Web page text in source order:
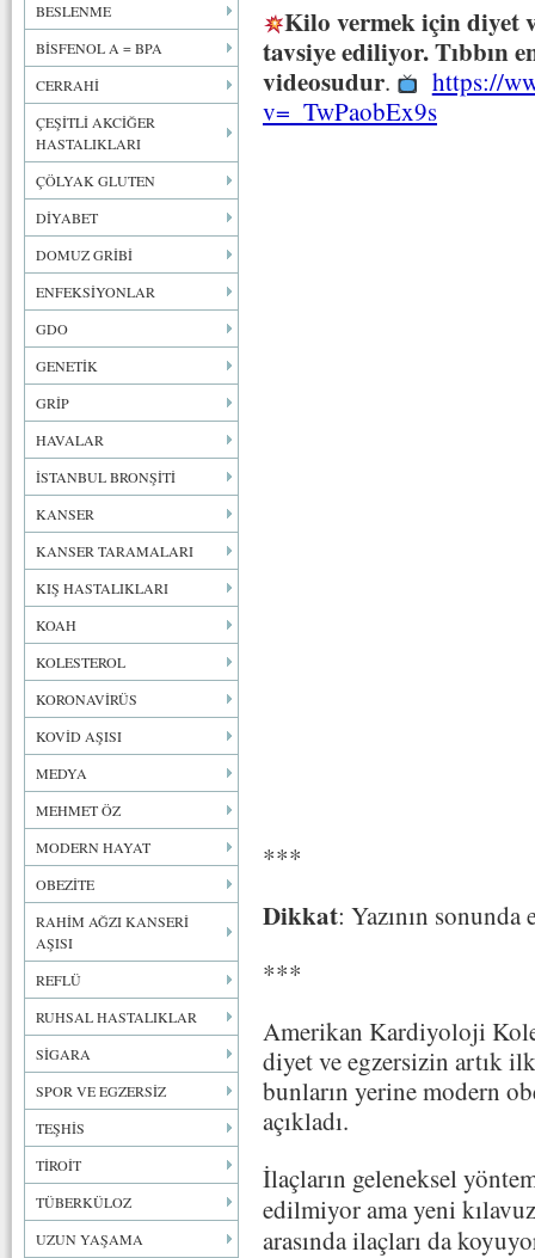
BESLENME
BİSFENOL A = BPA
CERRAHİ
ÇEŞİTLİ AKCİĞER
HASTALIKLARI
ÇÖLYAK GLUTEN
DİYABET
DOMUZ GRİBİ
ENFEKSİYONLAR
GDO
GENETİK
GRİP
HAVALAR
İSTANBUL BRONŞİTİ
KANSER
KANSER TARAMALARI
KIŞ HASTALIKLARI
KOAH
KOLESTEROL
KORONAVİRÜS
KOVİD AŞISI
MEDYA
MEHMET ÖZ
MODERN HAYAT
OBEZİTE
RAHİM AĞZI KANSERİ
AŞISI
REFLÜ
RUHSAL HASTALIKLAR
SİGARA
SPOR VE EGZERSİZ
TEŞHİS
TİROİT
TÜBERKÜLOZ
UZUN YAŞAMA
Kilo vermek için diyet
tavsiye ediliyor. Tıbbın
videosudur.
https://
v=_TwPaobEx9s
***
Dikkat: Yazının sonunda
***
Amerikan Kardiyoloji
diyet ve egzersizin artık
bunların yerine modern
açıkladı.
İlaçların geleneksel
edilmiyor ama yeni
arasında ilaçları da